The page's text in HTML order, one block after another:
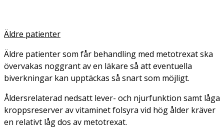
Äldre patienter
Äldre patienter som får behandling med metotrexat ska
övervakas noggrant av en läkare så att eventuella
biverkningar kan upptäckas så snart som möjligt.
Åldersrelaterad nedsatt lever- och njurfunktion samt låga
kroppsreserver av vitaminet folsyra vid hög ålder kräver
en relativt låg dos av metotrexat.